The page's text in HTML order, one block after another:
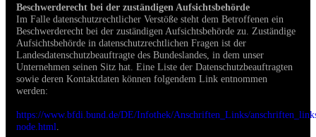
Beschwerderecht bei der zuständigen Aufsichtsbehörde
Im Falle datenschutzrechtlicher Verstöße steht dem Betroffenen ein
Beschwerderecht bei der zuständigen Aufsichtsbehörde zu. Zuständige
Aufsichtsbehörde in datenschutzrechtlichen Fragen ist der
Landesdatenschutzbeauftragte des Bundeslandes, in dem unser
Unternehmen seinen Sitz hat. Eine Liste der Datenschutzbeauftragten
sowie deren Kontaktdaten können folgendem Link entnommen
werden:
https://www.bfdi.bund.de/DE/Infothek/Anschriften_Links/
node.html